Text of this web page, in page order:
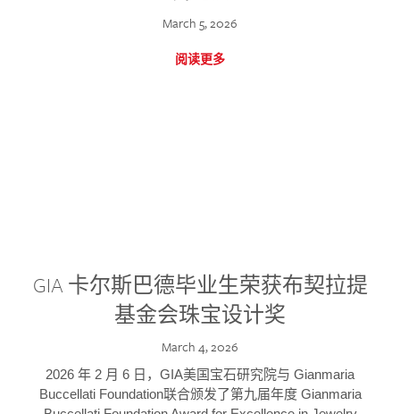
March 5, 2026
阅读更多
GIA 卡尔斯巴德毕业生荣获布契拉提
基金会珠宝设计奖
March 4, 2026
2026 年 2 月 6 日，GIA美国宝石研究院与 Gianmaria
Buccellati Foundation联合颁发了第九届年度 Gianmaria